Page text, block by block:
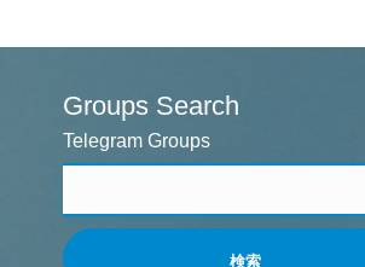
Groups Search
Telegram Groups